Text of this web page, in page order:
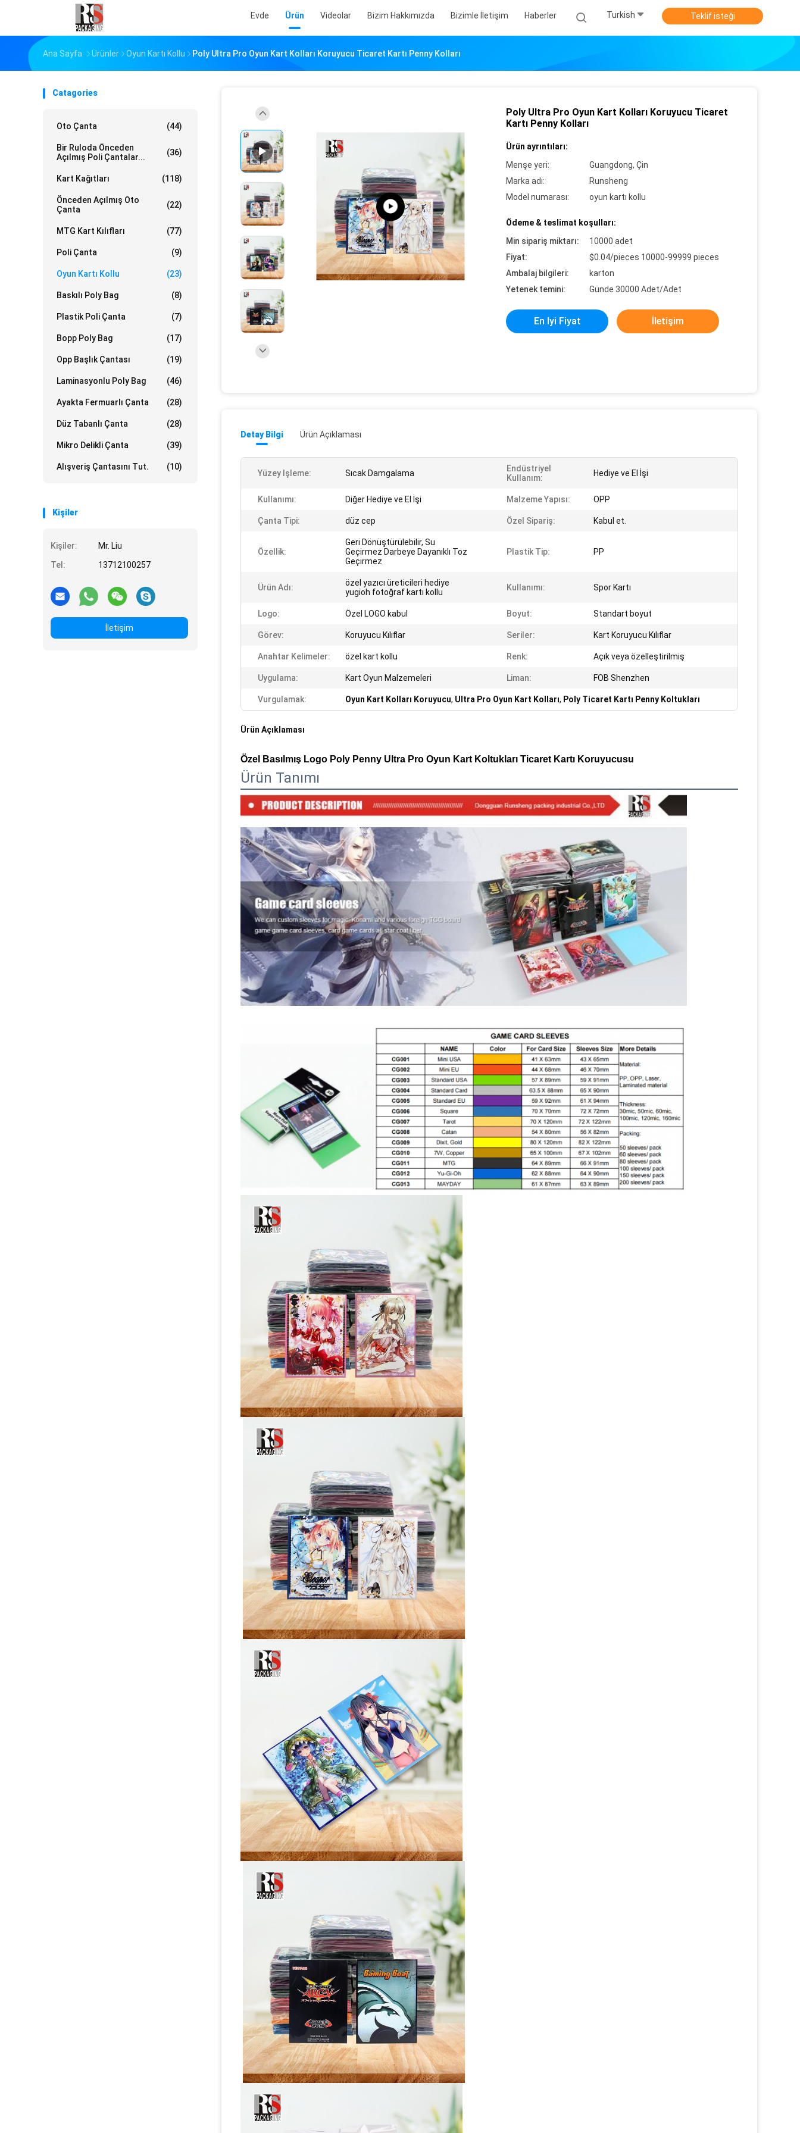
Evde Ürün Videolar Bizim Hakkımızda Bizimle İletişim Haberler Turkish Teklif isteği
Ana Sayfa Ürünler Oyun Kartı Kollu Poly Ultra Pro Oyun Kart Kolları Koruyucu Ticaret Kartı Penny Kolları
Catagories
Oto Çanta (44)
Bir Ruloda Önceden
Açılmış Poli Çantalar...
(36)
Kart Kağıtları (118)
Önceden Açılmış Oto
Çanta
(22)
MTG Kart Kılıfları (77)
Poli Çanta (9)
Oyun Kartı Kollu (23)
Baskılı Poly Bag (8)
Plastik Poli Çanta (7)
Bopp Poly Bag (17)
Opp Başlık Çantası (19)
Laminasyonlu Poly Bag (46)
Ayakta Fermuarlı Çanta (28)
Düz Tabanlı Çanta (28)
Mikro Delikli Çanta (39)
Alışveriş Çantasını Tut. (10)
Kişiler
Kişiler:
Mr. Liu
Tel:
13712100257
İletişim
Poly Ultra Pro Oyun Kart Kolları Koruyucu Ticaret
Kartı Penny Kolları
Ürün ayrıntıları:
Menşe yeri:
Guangdong, Çin
Marka adı:
Runsheng
Model numarası:
oyun kartı kollu
Ödeme & teslimat koşulları:
Min sipariş miktarı:
10000 adet
Fiyat:
$0.04/pieces 10000-99999 pieces
Ambalaj bilgileri:
karton
Yetenek temini:
Günde 30000 Adet/Adet
En Iyi Fiyat İletişim
Detay Bilgi Ürün Açıklaması
Yüzey Işleme: Sıcak Damgalama
Endüstriyel
Kullanım:
Hediye ve El İşi
Kullanımı: Diğer Hediye ve El İşi Malzeme Yapısı: OPP
Çanta Tipi: düz cep Özel Sipariş: Kabul et.
Özellik:
Geri Dönüştürülebilir, Su
Geçirmez Darbeye Dayanıklı Toz
Geçirmez
Plastik Tip: PP
Ürün Adı:
özel yazıcı üreticileri hediye
yugioh fotoğraf kartı kollu
Kullanımı: Spor Kartı
Logo: Özel LOGO kabul Boyut: Standart boyut
Görev: Koruyucu Kılıflar Seriler: Kart Koruyucu Kılıflar
Anahtar Kelimeler: özel kart kollu Renk: Açık veya özelleştirilmiş
Uygulama: Kart Oyun Malzemeleri Liman: FOB Shenzhen
Vurgulamak: Oyun Kart Kolları Koruyucu, Ultra Pro Oyun Kart Kolları, Poly Ticaret Kartı Penny Koltukları
Ürün Açıklaması
Özel Basılmış Logo Poly Penny Ultra Pro Oyun Kart Koltukları Ticaret Kartı Koruyucusu
Ürün Tanımı